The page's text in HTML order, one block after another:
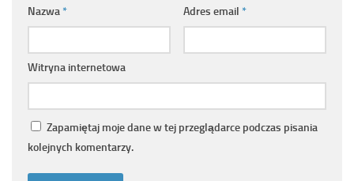
Nazwa* Adres email *
Witryna internetowa
Zapamiętaj moje dane w tej przeglądarce podczas pisania
kolejnych komentarzy.